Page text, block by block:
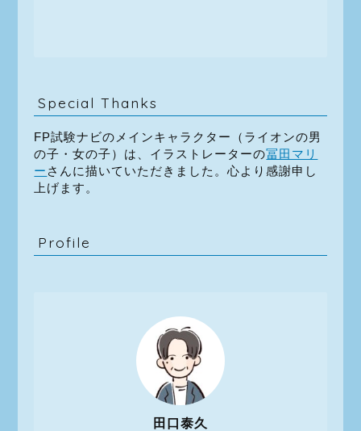
Special Thanks
FP試験ナビのメインキャラクター（ライオンの男
の子・女の子）は、イラストレーターの冨田マリ
ー さんに描いていただきました。心より感謝申し
上げます。
Profile
田口泰久